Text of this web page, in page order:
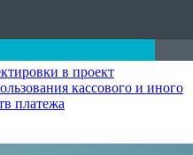
в проект
кассового и иного
платежа